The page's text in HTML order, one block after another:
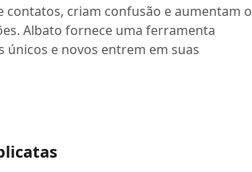
contatos, criam confusão e aumentam o
Albato fornece uma ferramenta
e novos entrem em suas